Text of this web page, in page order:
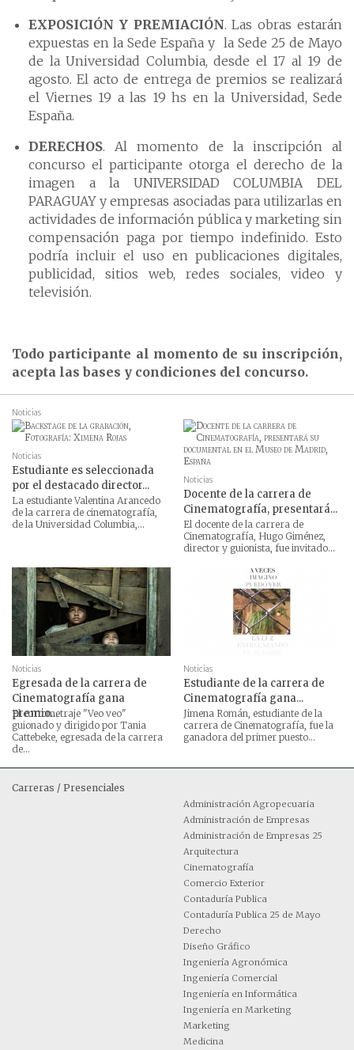
EXPOSICIÓN Y PREMIACIÓN. Las obras estarán
expuestas en la Sede España y la Sede 25 de Mayo
de la Universidad Columbia, desde el 17 al 19 de
agosto. El acto de entrega de premios se realizará
el Viernes 19 a las 19 hs en la Universidad, Sede
España.
DERECHOS. Al momento de la inscripción al
concurso el participante otorga el derecho de la
imagen a la UNIVERSIDAD COLUMBIA DEL
PARAGUAY y empresas asociadas para utilizarlas en
actividades de información pública y marketing sin
compensación paga por tiempo indefinido. Esto
podría incluir el uso en publicaciones digitales,
publicidad, sitios web, redes sociales, video y
televisión.
Todo participante al momento de su inscripción,
acepta las bases y condiciones del concurso.
Noticias
Noticias
Estudiante es seleccionada
por el destacado director...
La estudiante Valentina Arancedo
de la carrera de cinematografía,
de la Universidad Columbia,...
Noticias
Docente de la carrera de
Cinematografía, presentará...
El docente de la carrera de
Cinematografía, Hugo Giménez,
director y guionista, fue invitado...
Noticias
Egresada de la carrera de
Cinematografía gana
premio...
El cortometraje "Veo veo"
guionado y dirigido por Tania
Cattebeke, egresada de la carrera
de...
Noticias
Estudiante de la carrera de
Cinematografía gana...
Jimena Román, estudiante de la
carrera de Cinematografía, fue la
ganadora del primer puesto...
Carreras / Presenciales
Administración Agropecuaria
Administración de Empresas
Administración de Empresas 25
Arquitectura
Cinematografía
Comercio Exterior
Contaduría Publica
Contaduría Publica 25 de Mayo
Derecho
Diseño Gráfico
Ingeniería Agronómica
Ingeniería Comercial
Ingeniería en Informática
Ingeniería en Marketing
Marketing
Medicina